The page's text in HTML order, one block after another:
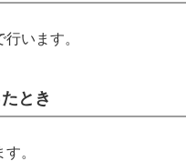
います。
とき
。